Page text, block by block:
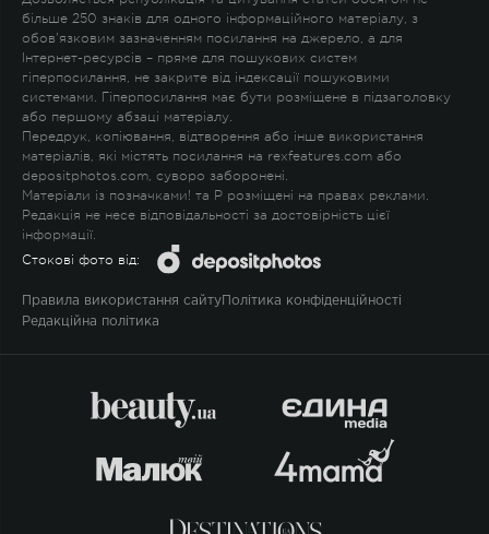
більше 250 знаків для одного інформаційного матеріалу, з
обов'язковим зазначенням посилання на джерело, а для
Інтернет-ресурсів – пряме для пошукових систем
гіперпосилання, не закрите від індексації пошуковими
системами. Гіперпосилання має бути розміщене в підзаголовку
або першому абзаці матеріалу.
Передрук, копіювання, відтворення або інше використання
матеріалів, які містять посилання на rexfeatures.com або
depositphotos.com, суворо заборонені.
Матеріали із позначками! та P розміщені на правах реклами.
Редакція не несе відповідальності за достовірність цієї
інформації.
Стокові фото від:
Правила використання сайту Політика конфіденційності
Редакційна політика